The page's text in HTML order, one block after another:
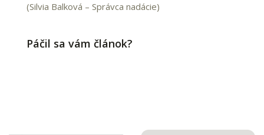
(Silvia Balková – Správca nadácie)
Páčil sa vám článok?